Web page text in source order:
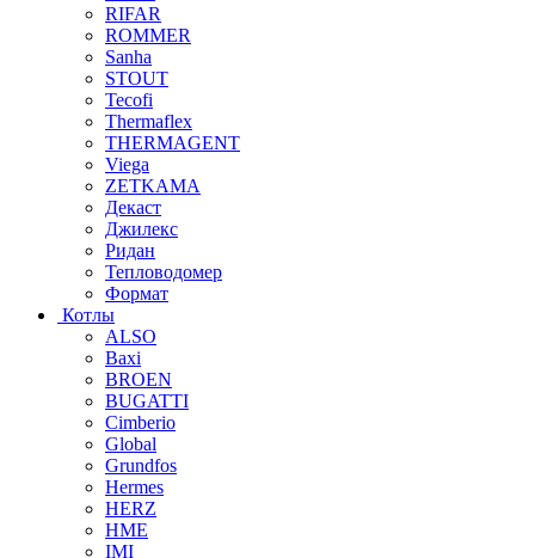
RIFAR
ROMMER
Sanha
STOUT
Tecofi
Thermaflex
THERMAGENT
Viega
ZETKAMA
Декаст
Джилекс
Ридан
Тепловодомер
Формат
Котлы
ALSO
Baxi
BROEN
BUGATTI
Cimberio
Global
Grundfos
Hermes
HERZ
HME
IMI